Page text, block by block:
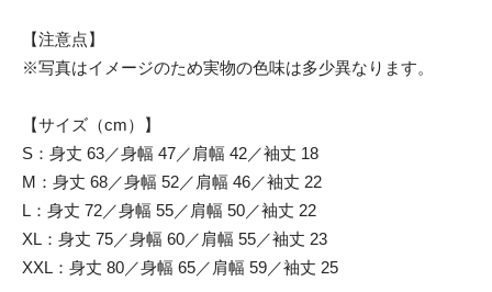
【注意点】
※写真はイメージのため実物の色味は多少異なります。
【サイズ（cm）】
S：身丈 63／身幅 47／肩幅 42／袖丈 18
M：身丈 68／身幅 52／肩幅 46／袖丈 22
L：身丈 72／身幅 55／肩幅 50／袖丈 22
XL：身丈 75／身幅 60／肩幅 55／袖丈 23
XXL：身丈 80／身幅 65／肩幅 59／袖丈 25